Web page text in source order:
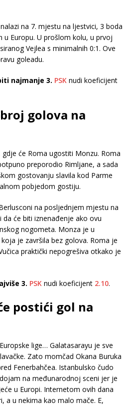
na 7. mjestu na ljestvici, 3 boda
Europu. U prošlom kolu, u prvoj
Vejlea s minimalnih 0:1. Ove
goleadu.
najmanje 3. PSK nudi koeficijent
golova na
će Roma ugostiti Monzu. Roma
preporodio Rimljane, a sada
gostovanju slavila kod Parme
pobjedom gostiju.
na posljednjem mjestu na
će biti iznenađenje ako ovu
nogometa. Monza je u
je završila bez golova. Roma je
praktički nepogrešiva ​​otkako je
3. PSK nudi koeficijent 2.10.
postići gol na
lige… Galatasarayu je sve
Zato momčad Okana Buruka
Fenerbahčea. Istanbulsko čudo
na međunarodnoj sceni jer je
u Europi. Internetom ovih dana
a u nekima kao malo mače. E,